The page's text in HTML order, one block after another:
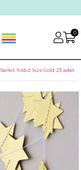
0
Sarkıt Yıldız Süs Gold 23 adet